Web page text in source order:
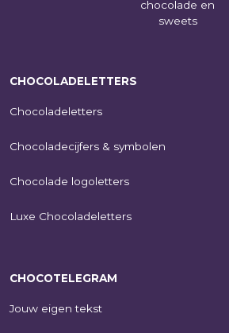
CHOCOLADELETTERS
Chocoladeletters
Chocoladecijfers & symbolen
Chocolade logoletters
Luxe Chocoladeletters
CHOCOTELEGRAM
Jouw eigen tekst